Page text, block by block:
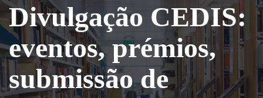
Divulgação CEDIS:
eventos, prémios,
submissão de